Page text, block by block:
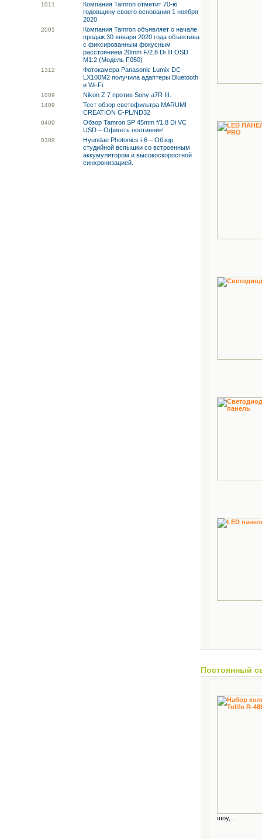
1011
Компания Tamron отметит 70-ю
годовщину своего основания 1 ноября
2020
2001
Компания Tamron объявляет о начале
продаж 30 января 2020 года объектива
с фиксированным фокусным
расстоянием 20mm F/2.8 Di III OSD
M1:2 (Модель F050)
1312
Фотокамера Panasonic Lumix DC-
LX100M2 получила адаптеры Bluetooth
и Wi-Fi
1009 Nikon Z 7 против Sony a7R III.
1409
Тест обзор светофильтра MARUMI
CREATION C-PL/ND32
0409
Обзор Tamron SP 45mm f/1.8 Di VC
USD – Офигеть полтинник!
0309
Hyundae Photonics i-6 – Обзор
студийной вспышки со встроенным
аккумулятором и высокоскоростной
синхронизацией.
Постоянный
шоу,...